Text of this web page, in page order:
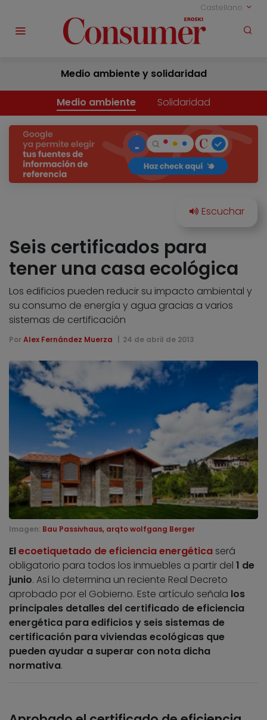
Castellano
Medio ambiente y solidaridad
Medio ambiente Solidaridad
Seis certificados para
tener una casa ecológica
Los edificios pueden reducir su impacto ambiental y
su consumo de energía y agua gracias a varios
sistemas de certificación
Por Alex Fernández Muerza 24 de abril de 2013
Imagen: Bau Passivhaus, arqto wolfgang Berger
Elecoetiquetado de eficiencia energética será
obligatorio para todos los inmuebles a partir del 1 de
junio. Así lo determina un reciente Real Decreto
aprobado por el Gobierno. Este artículo señala los
principales detalles del certificado de eficiencia
energética para edificios y seis sistemas de
certificación para viviendas ecológicas que
pueden ayudar a superar con nota dicha
normativa.